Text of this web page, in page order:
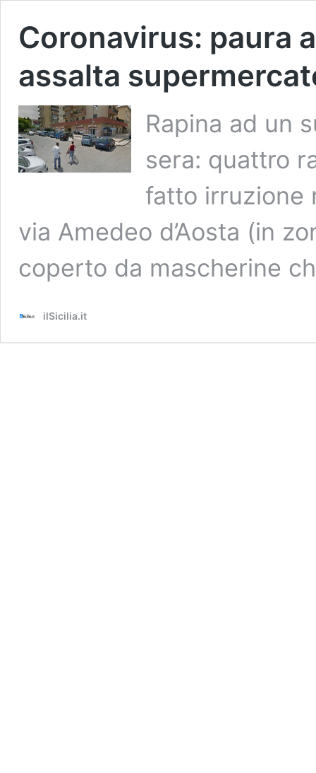
Coronavirus: paura
assalta
Rapina ad un
sera: quattro
fatto irruzione
via Amedeo d’Aosta (in
coperto da mascherine
ilSicilia.it